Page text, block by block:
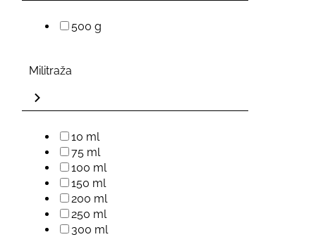
500 g
Militraža
10 ml
75 ml
100 ml
150 ml
200 ml
250 ml
300 ml